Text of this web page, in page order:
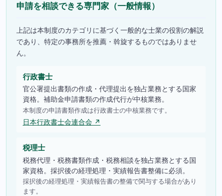
申請を相談できる専門家（一般情報）
上記は本制度のカテゴリに基づく一般的な士業の役割の解説
であり、特定の事務所を推薦・斡旋するものではありませ
ん。
行政書士
官公署提出書類の作成・代理提出を独占業務とする国家
資格。補助金申請書類の作成代行が中核業務。
本制度の申請書類作成は行政書士の中核業務です。
日本行政書士会連合会 ↗
税理士
税務代理・税務書類作成・税務相談を独占業務とする国
家資格。採択後の経理処理・実績報告書整備に必須。
採択後の経理処理・実績報告書の整備で関与する場合があり
ます。